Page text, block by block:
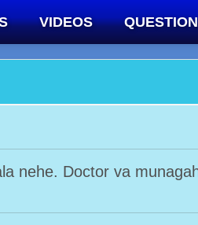
VIDEOS
nehe. Doctor va